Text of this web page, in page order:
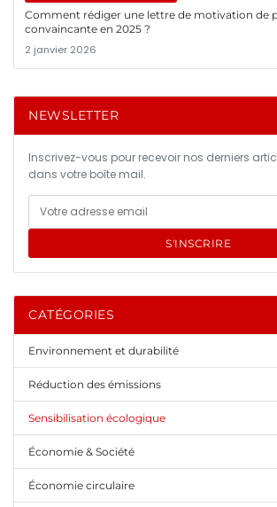
Comment rédiger une lettre de motivation de
convaincante en 2025 ?
2 janvier 2026
NEWSLETTER
Inscrivez-vous pour recevoir nos derniers
dans votre boîte mail.
S'INSCRIRE
CATÉGORIES
Environnement et durabilité
Réduction des émissions
Sensibilisation écologique
Économie & Société
Économie circulaire